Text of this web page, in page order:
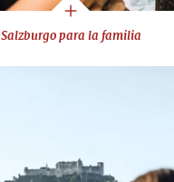
Salzburgo para la familia